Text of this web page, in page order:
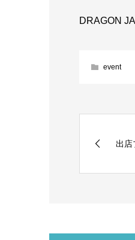
DRAGON
event
出店